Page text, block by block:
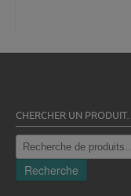
CHERCHER UN PRODUIT…
Recherche
pour :
Recherche